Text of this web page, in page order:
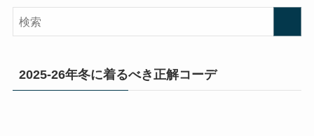
2025-26年冬に着るべき正解コーデ